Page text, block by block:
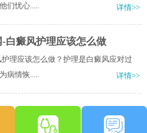
们忧心.....
详情>>
白癜风护理应该怎么做
理应该怎么做？护理是白癜风应对过
病情恢.....
详情>>